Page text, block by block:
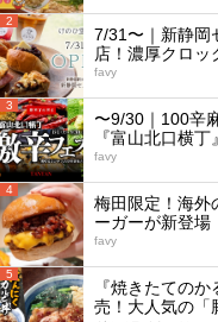
2
7/31〜｜新静岡
店！濃厚クロッ
favy
3
〜9/30｜100辛
『富山北口横
favy
4
梅田限定！海外
ーガーが新登場
favy
5
『焼きたての
売！大人気の「